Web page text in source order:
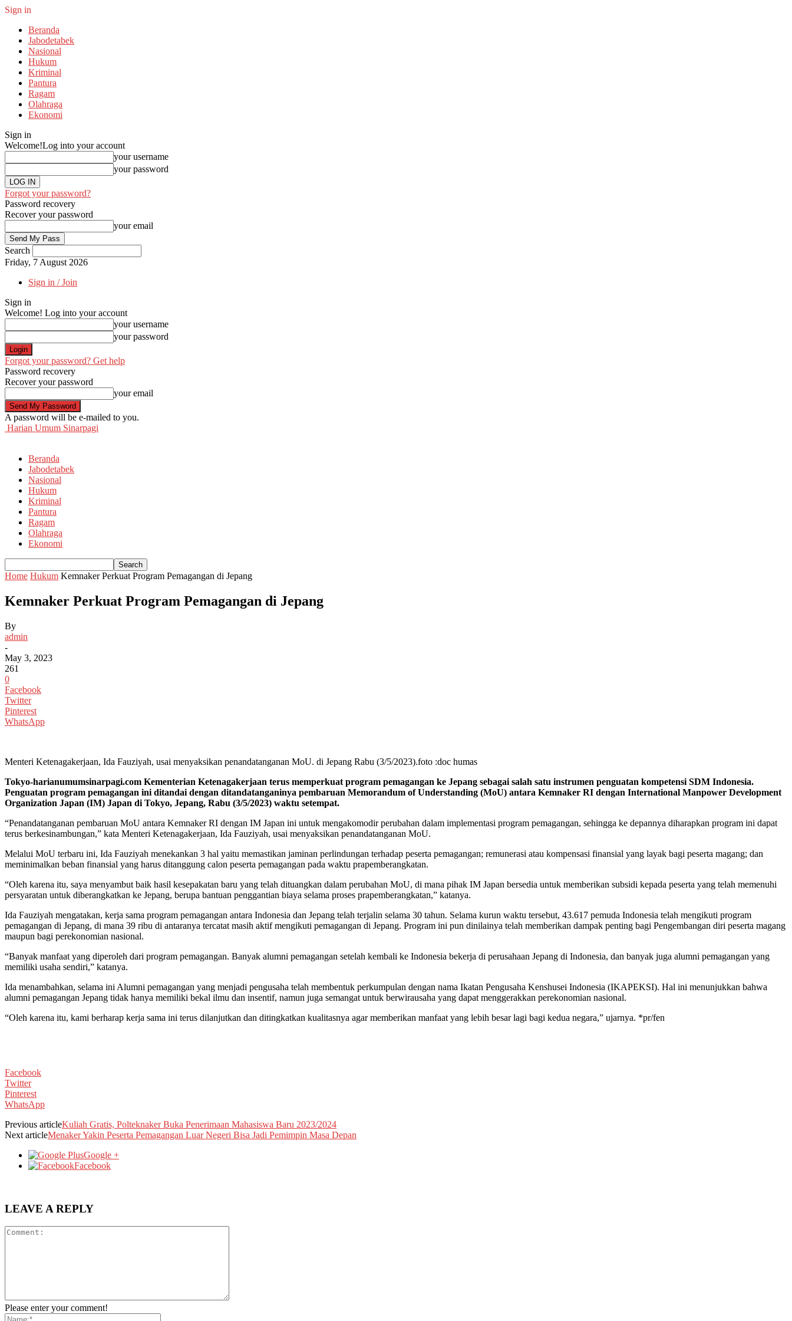
Sign in
Beranda
Jabodetabek
Nasional
Hukum
Kriminal
Pantura
Ragam
Olahraga
Ekonomi
Sign in
Welcome!Log into your account
your username
your password
Forgot your password?
Password recovery
Recover your password
your email
Search
Friday, 7 August 2026
Sign in / Join
Sign in
Welcome! Log into your account
your username
your password
Forgot your password? Get help
Password recovery
Recover your password
your email
A password will be e-mailed to you.
Harian Umum Sinarpagi
Beranda
Jabodetabek
Nasional
Hukum
Kriminal
Pantura
Ragam
Olahraga
Ekonomi
Home Hukum Kemnaker Perkuat Program Pemagangan di Jepang
Kemnaker Perkuat Program Pemagangan di Jepang
By
admin
-
May 3, 2023
261
0
Facebook
Twitter
Pinterest
WhatsApp
Menteri Ketenagakerjaan, Ida Fauziyah, usai menyaksikan penandatanganan MoU. di Jepang Rabu (3/5/2023).foto :doc humas
Tokyo-harianumumsinarpagi.com Kementerian Ketenagakerjaan terus memperkuat program pemagangan ke Jepang sebagai salah satu instrumen penguatan kompetensi SDM Indonesia.
Penguatan program pemagangan ini ditandai dengan ditandatanganinya pembaruan Memorandum of Understanding (MoU) antara Kemnaker RI dengan International Manpower Development
Organization Japan (IM) Japan di Tokyo, Jepang, Rabu (3/5/2023) waktu setempat.
“Penandatanganan pembaruan MoU antara Kemnaker RI dengan IM Japan ini untuk mengakomodir perubahan dalam implementasi program pemagangan, sehingga ke depannya diharapkan program ini dapat
terus berkesinambungan,” kata Menteri Ketenagakerjaan, Ida Fauziyah, usai menyaksikan penandatanganan MoU.
Melalui MoU terbaru ini, Ida Fauziyah menekankan 3 hal yaitu memastikan jaminan perlindungan terhadap peserta pemagangan; remunerasi atau kompensasi finansial yang layak bagi peserta magang; dan
meminimalkan beban finansial yang harus ditanggung calon peserta pemagangan pada waktu prapemberangkatan.
“Oleh karena itu, saya menyambut baik hasil kesepakatan baru yang telah dituangkan dalam perubahan MoU, di mana pihak IM Japan bersedia untuk memberikan subsidi kepada peserta yang telah memenuhi
persyaratan untuk diberangkatkan ke Jepang, berupa bantuan penggantian biaya selama proses prapemberangkatan,” katanya.
Ida Fauziyah mengatakan, kerja sama program pemagangan antara Indonesia dan Jepang telah terjalin selama 30 tahun. Selama kurun waktu tersebut, 43.617 pemuda Indonesia telah mengikuti program
pemagangan di Jepang, di mana 39 ribu di antaranya tercatat masih aktif mengikuti pemagangan di Jepang. Program ini pun dinilainya telah memberikan dampak penting bagi Pengembangan diri peserta magang
maupun bagi perekonomian nasional.
“Banyak manfaat yang diperoleh dari program pemagangan. Banyak alumni pemagangan setelah kembali ke Indonesia bekerja di perusahaan Jepang di Indonesia, dan banyak juga alumni pemagangan yang
memiliki usaha sendiri,” katanya.
Ida menambahkan, selama ini Alumni pemagangan yang menjadi pengusaha telah membentuk perkumpulan dengan nama Ikatan Pengusaha Kenshusei Indonesia (IKAPEKSI). Hal ini menunjukkan bahwa
alumni pemagangan Jepang tidak hanya memiliki bekal ilmu dan insentif, namun juga semangat untuk berwirausaha yang dapat menggerakkan perekonomian nasional.
“Oleh karena itu, kami berharap kerja sama ini terus dilanjutkan dan ditingkatkan kualitasnya agar memberikan manfaat yang lebih besar lagi bagi kedua negara,” ujarnya. *pr/fen
Facebook
Twitter
Pinterest
WhatsApp
Previous articleKuliah Gratis, Polteknaker Buka Penerimaan Mahasiswa Baru 2023/2024
Next articleMenaker Yakin Peserta Pemagangan Luar Negeri Bisa Jadi Pemimpin Masa Depan
Google +
Facebook
LEAVE A REPLY
Please enter your comment!